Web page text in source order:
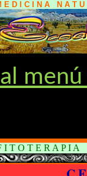
E D I C I N A N A T
I T O T E R A P I